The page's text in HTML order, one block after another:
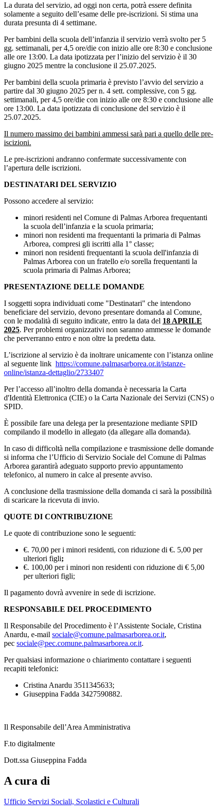
La durata del servizio, ad oggi non certa, potrà essere definita
solamente a seguito dell’esame delle pre-iscrizioni. Si stima una
durata presunta di 4 settimane.
Per bambini della scuola dell’infanzia il servizio verrà svolto per 5
gg. settimanali, per 4,5 ore/die con inizio alle ore 8:30 e conclusione
alle ore 13:00. La data ipotizzata per l’inizio del servizio è il 30
giugno 2025 mentre la conclusione il 25.07.2025.
Per bambini della scuola primaria è previsto l’avvio del servizio a
partire dal 30 giugno 2025 per n. 4 sett. complessive, con 5 gg.
settimanali, per 4,5 ore/die con inizio alle ore 8:30 e conclusione alle
ore 13:00. La data ipotizzata di conclusione del servizio è il
25.07.2025.
Il numero massimo dei bambini ammessi sarà pari a quello delle pre-
iscizioni.
Le pre-iscrizioni andranno confermate successivamente con
l’apertura delle iscrizioni.
DESTINATARI DEL SERVIZIO
Possono accedere al servizio:
minori residenti nel Comune di Palmas Arborea frequentanti
la scuola dell’infanzia e la scuola primaria;
minori non residenti ma frequentanti la primaria di Palmas
Arborea, compresi gli iscritti alla 1° classe;
minori non residenti frequentanti la scuola dell'infanzia di
Palmas Arborea con un fratello e/o sorella frequentanti la
scuola primaria di Palmas Arborea;
PRESENTAZIONE DELLE DOMANDE
I soggetti sopra individuati come "Destinatari" che intendono
beneficiare del servizio, devono presentare domanda al Comune,
con le modalità di seguito indicate, entro la data del 18 APRILE
2025. Per problemi organizzativi non saranno ammesse le domande
che perverranno entro e non oltre la predetta data.
L’iscrizione al servizio è da inoltrare unicamente con l’istanza online
al seguente link https://comune.palmasarborea.or.it/istanze-
online/istanza-dettaglio/2733407
Per l’accesso all’inoltro della domanda è necessaria la Carta
d'Identità Elettronica (CIE) o la Carta Nazionale dei Servizi (CNS) o
SPID.
È possibile fare una delega per la presentazione mediante SPID
compilando il modello in allegato (da allegare alla domanda).
In caso di difficoltà nella compilazione e trasmissione delle domande
si informa che l’Ufficio di Servizio Sociale del Comune di Palmas
Arborea garantirà adeguato supporto previo appuntamento
telefonico, al numero in calce al presente avviso.
A conclusione della trasmissione della domanda ci sarà la possibilità
di scaricare la ricevuta di invio.
QUOTE DI CONTRIBUZIONE
Le quote di contribuzione sono le seguenti:
€. 70,00 per i minori residenti, con riduzione di €. 5,00 per
ulteriori figli;
€. 100,00 per i minori non residenti con riduzione di € 5,00
per ulteriori figli;
Il pagamento dovrà avvenire in sede di iscrizione.
RESPONSABILE DEL PROCEDIMENTO
Il Responsabile del Procedimento è l’Assistente Sociale, Cristina
Anardu, e-mail sociale@comune.palmasarborea.or.it,
pec sociale@pec.comune.palmasarborea.or.it.
Per qualsiasi informazione o chiarimento contattare i seguenti
recapiti telefonici:
Cristina Anardu 3511345633;
Giuseppina Fadda 3427590882.
Il Responsabile dell’Area Amministrativa
F.to digitalmente
Dott.ssa Giuseppina Fadda
A cura di
Ufficio Servizi Sociali, Scolastici e Culturali